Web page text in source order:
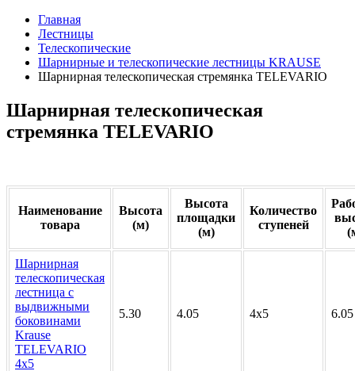
Главная
Лестницы
Телескопические
Шарнирные и телескопические лестницы KRAUSE
Шарнирная телескопическая стремянка TELEVARIO
Шарнирная телескопическая
стремянка TELEVARIO
Наименование
товара
Высота
(м)
Высота
площадки
(м)
Количество
ступеней
Шарнирная
телескопическая
лестница с
выдвижными
боковинами
Krause
TELEVARIO
4х5
5.30 4.05 4х5 6.05